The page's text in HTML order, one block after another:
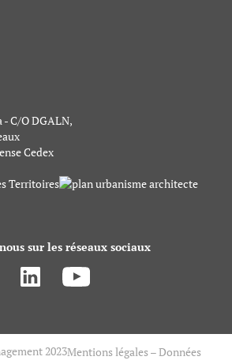
- C/O DGALN,
Cedex
sur les réseaux sociaux
2023Mentions légales – Données